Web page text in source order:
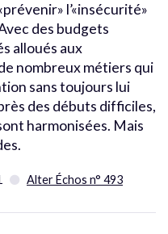
l’«insécurité»
des budgets
alloués aux
nombreux métiers qui
sans toujours lui
des débuts difficiles,
harmonisées. Mais
Alter Échos n° 493